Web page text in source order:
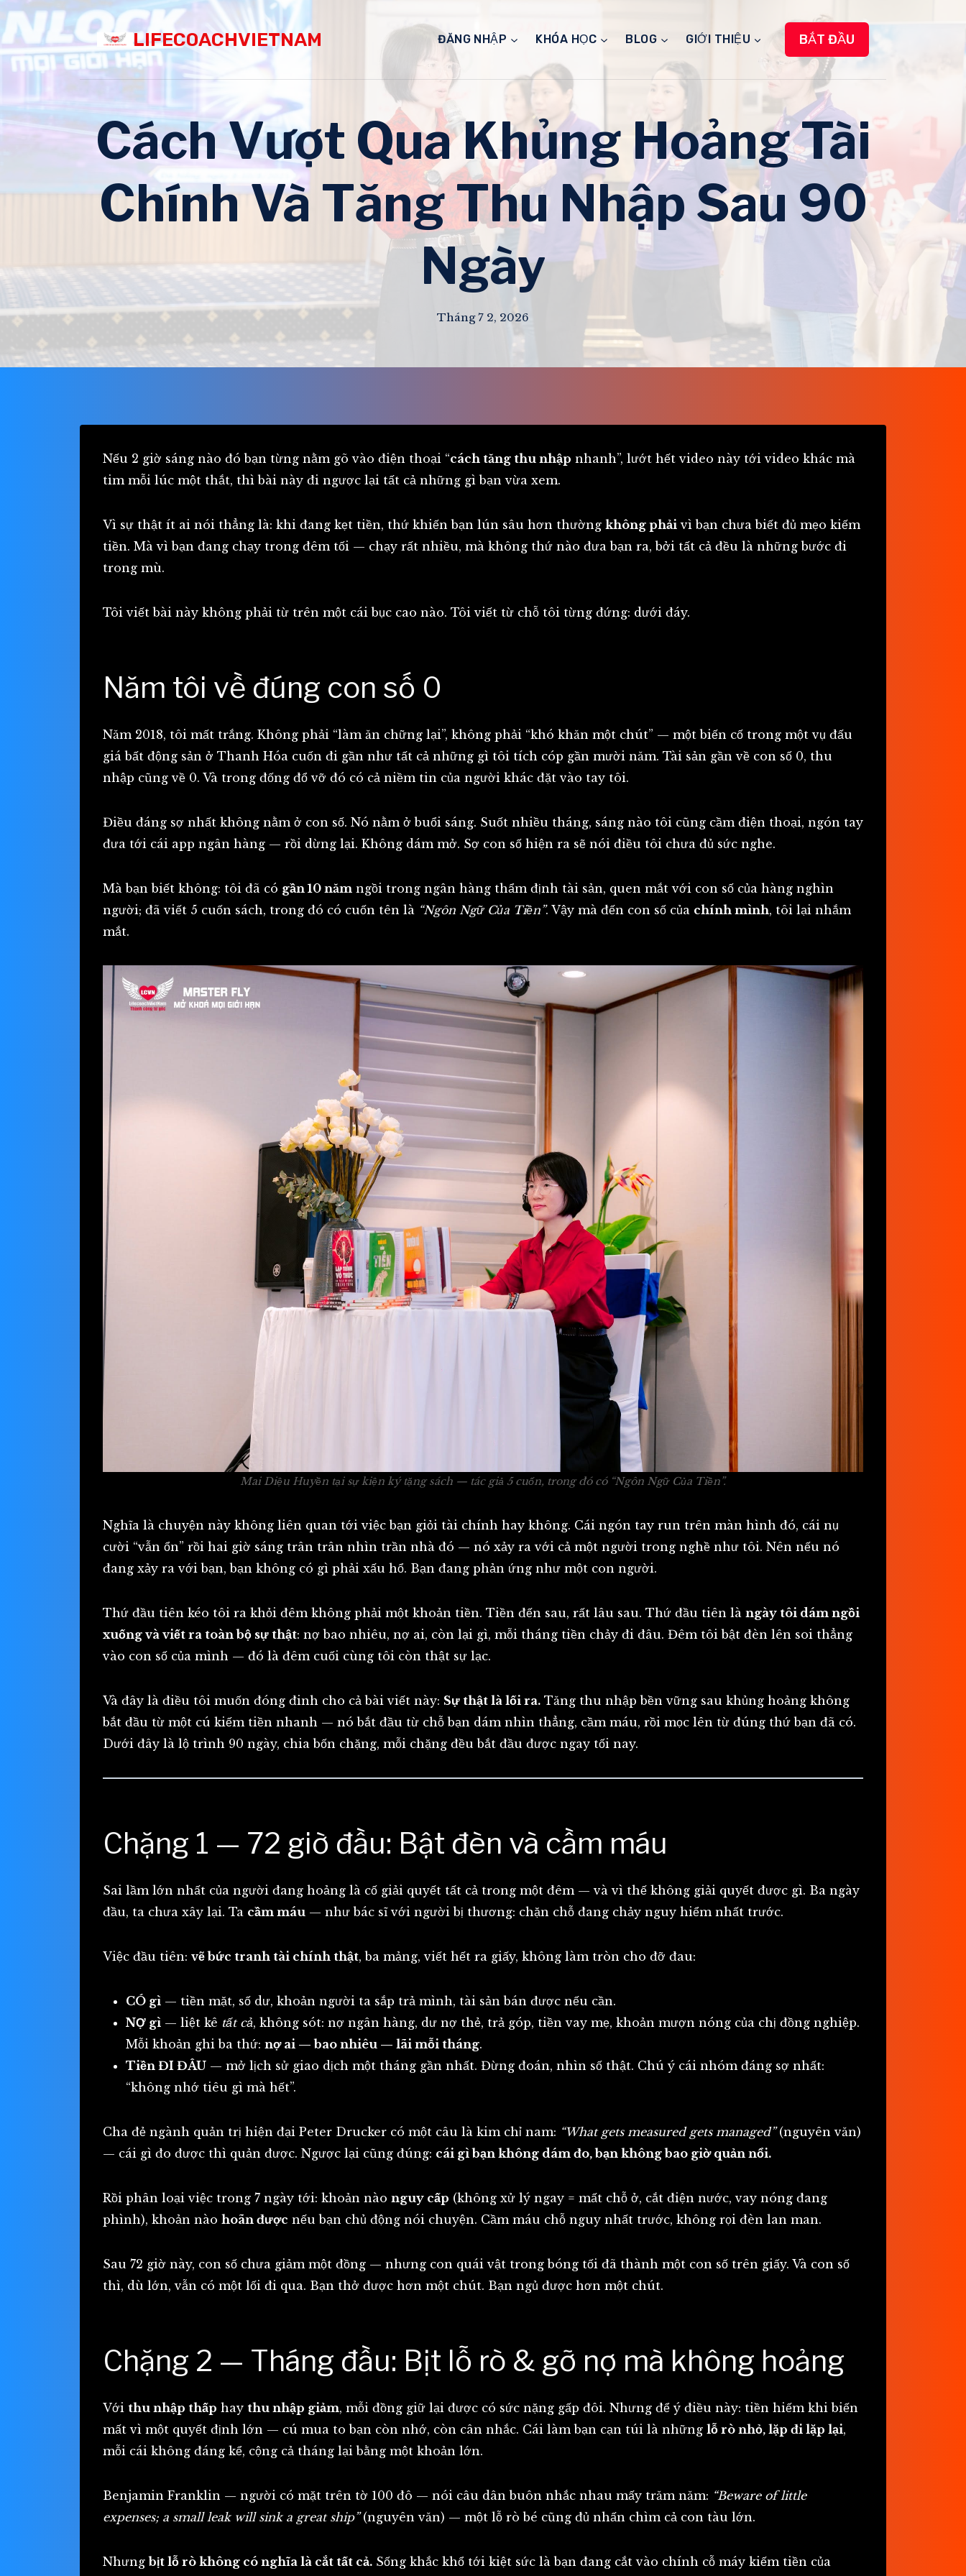
Skip
to
content
LIFECOACHVIETNAM ĐĂNG NHẬP KHÓA HỌC BLOG GIỚI THIỆU BẮT ĐẦU
Cách Vượt Qua Khủng Hoảng Tài
Chính Và Tăng Thu Nhập Sau 90
Ngày
Tháng 7 2, 2026
Nếu 2 giờ sáng nào đó bạn từng nằm gõ vào điện thoại “cách tăng thu nhập nhanh”, lướt hết video này tới video khác mà
tim mỗi lúc một thắt, thì bài này đi ngược lại tất cả những gì bạn vừa xem.
Vì sự thật ít ai nói thẳng là: khi đang kẹt tiền, thứ khiến bạn lún sâu hơn thường không phải vì bạn chưa biết đủ mẹo kiếm
tiền. Mà vì bạn đang chạy trong đêm tối — chạy rất nhiều, mà không thứ nào đưa bạn ra, bởi tất cả đều là những bước đi
trong mù.
Tôi viết bài này không phải từ trên một cái bục cao nào. Tôi viết từ chỗ tôi từng đứng: dưới đáy.
Năm tôi về đúng con số 0
Năm 2018, tôi mất trắng. Không phải “làm ăn chững lại”, không phải “khó khăn một chút” — một biến cố trong một vụ đấu
giá bất động sản ở Thanh Hóa cuốn đi gần như tất cả những gì tôi tích cóp gần mười năm. Tài sản gần về con số 0, thu
nhập cũng về 0. Và trong đống đổ vỡ đó có cả niềm tin của người khác đặt vào tay tôi.
Điều đáng sợ nhất không nằm ở con số. Nó nằm ở buổi sáng. Suốt nhiều tháng, sáng nào tôi cũng cầm điện thoại, ngón tay
đưa tới cái app ngân hàng — rồi dừng lại. Không dám mở. Sợ con số hiện ra sẽ nói điều tôi chưa đủ sức nghe.
Mà bạn biết không: tôi đã có gần 10 năm ngồi trong ngân hàng thẩm định tài sản, quen mắt với con số của hàng nghìn
người; đã viết 5 cuốn sách, trong đó có cuốn tên là “Ngôn Ngữ Của Tiền”. Vậy mà đến con số của chính mình, tôi lại nhắm
mắt.
Mai Diệu Huyền tại sự kiện ký tặng sách — tác giả 5 cuốn, trong đó có “Ngôn Ngữ Của Tiền”.
Nghĩa là chuyện này không liên quan tới việc bạn giỏi tài chính hay không. Cái ngón tay run trên màn hình đó, cái nụ
cười “vẫn ổn” rồi hai giờ sáng trân trân nhìn trần nhà đó — nó xảy ra với cả một người trong nghề như tôi. Nên nếu nó
đang xảy ra với bạn, bạn không có gì phải xấu hổ. Bạn đang phản ứng như một con người.
Thứ đầu tiên kéo tôi ra khỏi đêm không phải một khoản tiền. Tiền đến sau, rất lâu sau. Thứ đầu tiên là ngày tôi dám ngồi
xuống và viết ra toàn bộ sự thật: nợ bao nhiêu, nợ ai, còn lại gì, mỗi tháng tiền chảy đi đâu. Đêm tôi bật đèn lên soi thẳng
vào con số của mình — đó là đêm cuối cùng tôi còn thật sự lạc.
Và đây là điều tôi muốn đóng đinh cho cả bài viết này: Sự thật là lối ra. Tăng thu nhập bền vững sau khủng hoảng không
bắt đầu từ một cú kiếm tiền nhanh — nó bắt đầu từ chỗ bạn dám nhìn thẳng, cầm máu, rồi mọc lên từ đúng thứ bạn đã có.
Dưới đây là lộ trình 90 ngày, chia bốn chặng, mỗi chặng đều bắt đầu được ngay tối nay.
Chặng 1 — 72 giờ đầu: Bật đèn và cầm máu
Sai lầm lớn nhất của người đang hoảng là cố giải quyết tất cả trong một đêm — và vì thế không giải quyết được gì. Ba ngày
đầu, ta chưa xây lại. Ta cầm máu — như bác sĩ với người bị thương: chặn chỗ đang chảy nguy hiểm nhất trước.
Việc đầu tiên: vẽ bức tranh tài chính thật, ba mảng, viết hết ra giấy, không làm tròn cho đỡ đau:
CÓ gì — tiền mặt, số dư, khoản người ta sắp trả mình, tài sản bán được nếu cần.
NỢ gì — liệt kê tất cả, không sót: nợ ngân hàng, dư nợ thẻ, trả góp, tiền vay mẹ, khoản mượn nóng của chị đồng nghiệp.
Mỗi khoản ghi ba thứ: nợ ai — bao nhiêu — lãi mỗi tháng.
Tiền ĐI ĐÂU — mở lịch sử giao dịch một tháng gần nhất. Đừng đoán, nhìn số thật. Chú ý cái nhóm đáng sợ nhất:
“không nhớ tiêu gì mà hết”.
Cha đẻ ngành quản trị hiện đại Peter Drucker có một câu là kim chỉ nam: “What gets measured gets managed”(nguyên văn)
— cái gì đo được thì quản được. Ngược lại cũng đúng: cái gì bạn không dám đo, bạn không bao giờ quản nổi.
Rồi phân loại việc trong 7 ngày tới: khoản nào nguy cấp (không xử lý ngay = mất chỗ ở, cắt điện nước, vay nóng đang
phình), khoản nào hoãn được nếu bạn chủ động nói chuyện. Cầm máu chỗ nguy nhất trước, không rọi đèn lan man.
Sau 72 giờ này, con số chưa giảm một đồng — nhưng con quái vật trong bóng tối đã thành một con số trên giấy. Và con số
thì, dù lớn, vẫn có một lối đi qua. Bạn thở được hơn một chút. Bạn ngủ được hơn một chút.
Chặng 2 — Tháng đầu: Bịt lỗ rò & gỡ nợ mà không hoảng
Với thu nhập thấp hay thu nhập giảm, mỗi đồng giữ lại được có sức nặng gấp đôi. Nhưng để ý điều này: tiền hiếm khi biến
mất vì một quyết định lớn — cú mua to bạn còn nhớ, còn cân nhắc. Cái làm bạn cạn túi là những lỗ rò nhỏ, lặp đi lặp lại,
mỗi cái không đáng kể, cộng cả tháng lại bằng một khoản lớn.
Benjamin Franklin — người có mặt trên tờ 100 đô — nói câu dân buôn nhắc nhau mấy trăm năm: “Beware of little
expenses; a small leak will sink a great ship”(nguyên văn) — một lỗ rò bé cũng đủ nhấn chìm cả con tàu lớn.
Nhưngbịt lỗ rò không có nghĩa là cắt tất cả. Sống khắc khổ tới kiệt sức là bạn đang cắt vào chính cỗ máy kiếm tiền của